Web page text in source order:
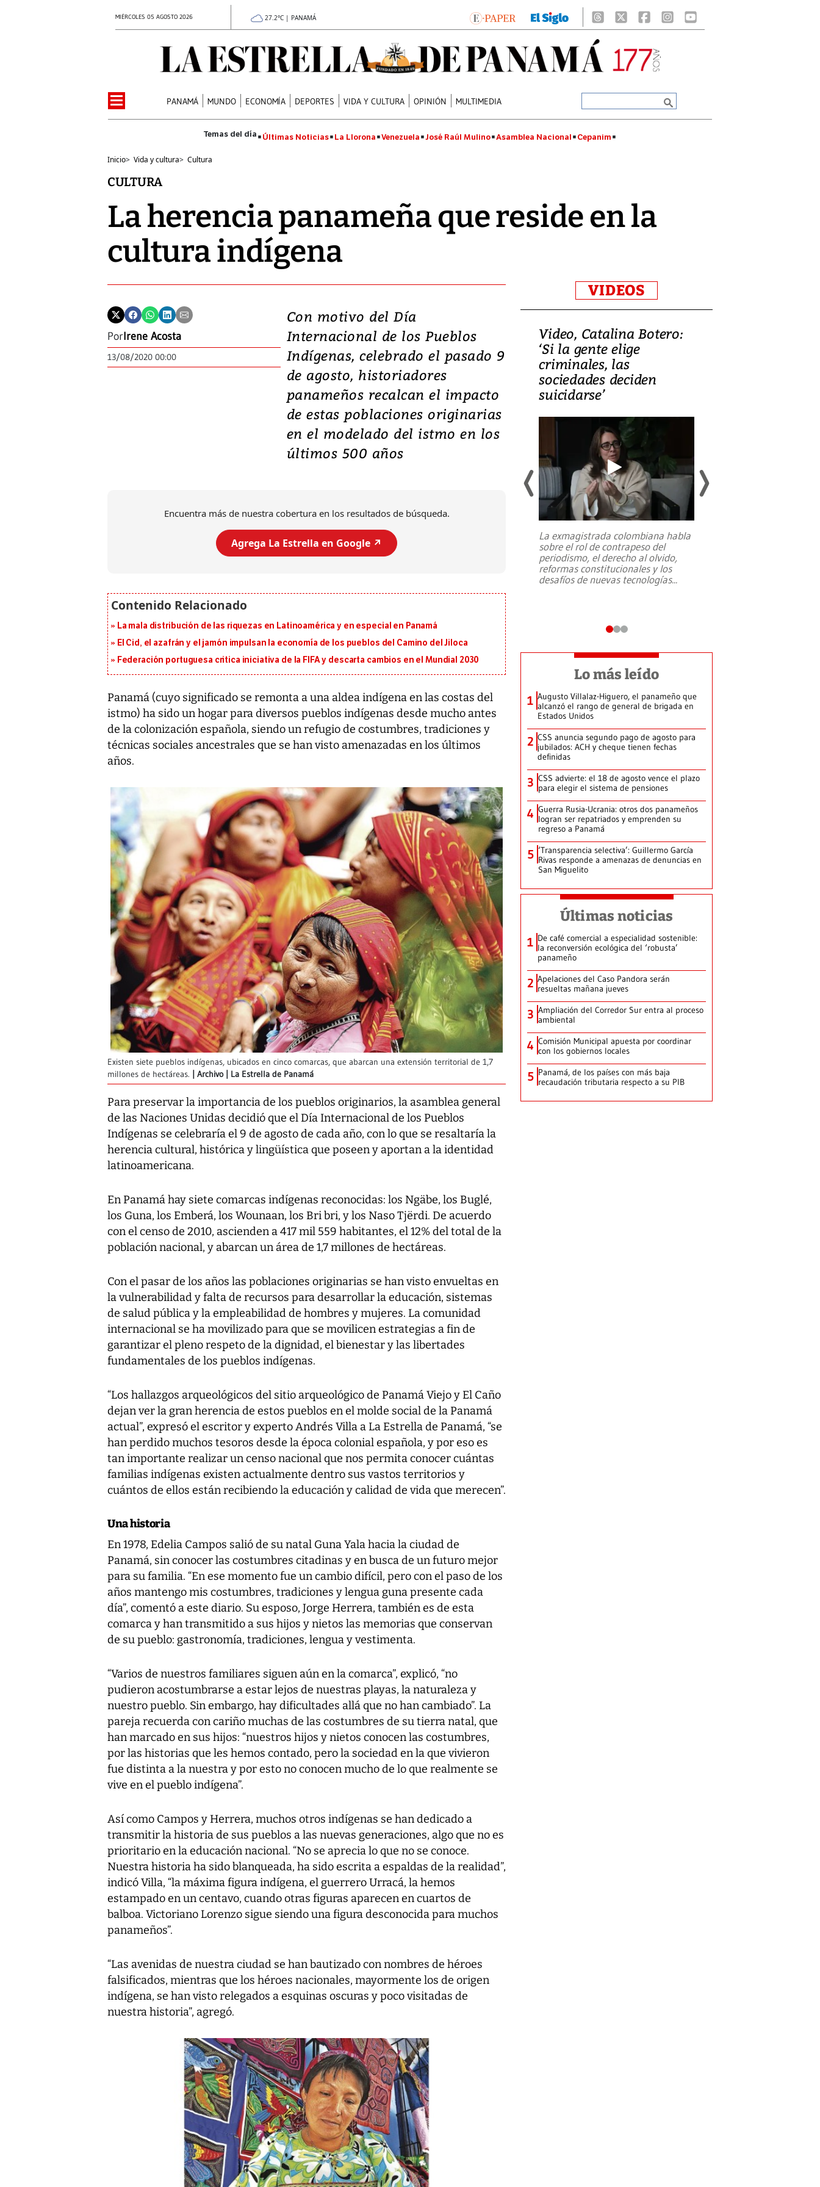
MIÉRCOLES 05 AGOSTO 2026 27.2°C | PANAMÁ
PANAMÁ MUNDO ECONOMÍA DEPORTES VIDA Y CULTURA OPINIÓN MULTIMEDIA
Últimas Noticias La Llorona Venezuela José Raúl Mulino Asamblea Nacional Cepanim
Inicio> Vida y cultura> Cultura
CULTURA
La herencia panameña que reside en la
cultura indígena
PorIrene Acosta
13/08/2020 00:00
Con motivo del Día
Internacional de los Pueblos
Indígenas, celebrado el pasado 9
de agosto, historiadores
panameños recalcan el impacto
de estas poblaciones originarias
en el modelado del istmo en los
últimos 500 años
Encuentra más de nuestra cobertura en los resultados de búsqueda.
Agrega La Estrella en Google ↗️
La mala distribución de las riquezas en Latinoamérica y en especial en Panamá
El Cid, el azafrán y el jamón impulsan la economía de los pueblos del Camino del Jiloca
Federación portuguesa critica iniciativa de la FIFA y descarta cambios en el Mundial 2030
Panamá (cuyo significado se remonta a una aldea indígena en las costas del
istmo) ha sido un hogar para diversos pueblos indígenas desde mucho antes
de la colonización española, siendo un refugio de costumbres, tradiciones y
técnicas sociales ancestrales que se han visto amenazadas en los últimos
años.
Existen siete pueblos indígenas, ubicados en cinco comarcas, que abarcan una extensión territorial de 1,7
millones de hectáreas.
Archivo | La Estrella de Panamá
Para preservar la importancia de los pueblos originarios, la asamblea general
de las Naciones Unidas decidió que el Día Internacional de los Pueblos
Indígenas se celebraría el 9 de agosto de cada año, con lo que se resaltaría la
herencia cultural, histórica y lingüística que poseen y aportan a la identidad
latinoamericana.
En Panamá hay siete comarcas indígenas reconocidas: los Ngäbe, los Buglé,
los Guna, los Emberá, los Wounaan, los Bri bri, y los Naso Tjërdi. De acuerdo
con el censo de 2010, ascienden a 417 mil 559 habitantes, el 12% del total de la
población nacional, y abarcan un área de 1,7 millones de hectáreas.
Con el pasar de los años las poblaciones originarias se han visto envueltas en
la vulnerabilidad y falta de recursos para desarrollar la educación, sistemas
de salud pública y la empleabilidad de hombres y mujeres. La comunidad
internacional se ha movilizado para que se movilicen estrategias a fin de
garantizar el pleno respeto de la dignidad, el bienestar y las libertades
fundamentales de los pueblos indígenas.
“Los hallazgos arqueológicos del sitio arqueológico de Panamá Viejo y El Caño
dejan ver la gran herencia de estos pueblos en el molde social de la Panamá
actual”, expresó el escritor y experto Andrés Villa aLa Estrella de Panamá, “se
han perdido muchos tesoros desde la época colonial española, y por eso es
tan importante realizar un censo nacional que nos permita conocer cuántas
familias indígenas existen actualmente dentro sus vastos territorios y
cuántos de ellos están recibiendo la educación y calidad de vida que merecen”.
Una historia
En 1978, Edelia Campos salió de su natal Guna Yala hacia la ciudad de
Panamá, sin conocer las costumbres citadinas y en busca de un futuro mejor
para su familia. “En ese momento fue un cambio difícil, pero con el paso de los
años mantengo mis costumbres, tradiciones y lengua guna presente cada
día”, comentó a este diario. Su esposo, Jorge Herrera, también es de esta
comarca y han transmitido a sus hijos y nietos las memorias que conservan
de su pueblo: gastronomía, tradiciones, lengua y vestimenta.
“Varios de nuestros familiares siguen aún en la comarca”, explicó, “no
pudieron acostumbrarse a estar lejos de nuestras playas, la naturaleza y
nuestro pueblo. Sin embargo, hay dificultades allá que no han cambiado”. La
pareja recuerda con cariño muchas de las costumbres de su tierra natal, que
han marcado en sus hijos: “nuestros hijos y nietos conocen las costumbres,
por las historias que les hemos contado, pero la sociedad en la que vivieron
fue distinta a la nuestra y por esto no conocen mucho de lo que realmente se
vive en el pueblo indígena”.
Así como Campos y Herrera, muchos otros indígenas se han dedicado a
transmitir la historia de sus pueblos a las nuevas generaciones, algo que no es
prioritario en la educación nacional. “No se aprecia lo que no se conoce.
Nuestra historia ha sido blanqueada, ha sido escrita a espaldas de la realidad”,
indicó Villa, “la máxima figura indígena, el guerrero Urracá, la hemos
estampado en un centavo, cuando otras figuras aparecen en cuartos de
balboa. Victoriano Lorenzo sigue siendo una figura desconocida para muchos
panameños”.
“Las avenidas de nuestra ciudad se han bautizado con nombres de héroes
falsificados, mientras que los héroes nacionales, mayormente los de origen
indígena, se han visto relegados a esquinas oscuras y poco visitadas de
nuestra historia”, agregó.
VIDEOS
Video, Japón: Terremoto
deja heridos y graves
daños en Kumamoto
7,1 se registró este martes 28 de
julio en la prefectura de Kumamoto,
al sur de Japón, provocando una
emergencia de gran
Video, Catalina Botero:
‘Si la gente elige
criminales, las
sociedades deciden
suicidarse’
La exmagistrada colombiana habla
sobre el rol de contrapeso del
periodismo, el derecho al olvido,
reformas constitucionales y los
desafíos de nuevas tecnologías...
Lo más leído
1 Augusto Villalaz-Higuero, el panameño que
alcanzó el rango de general de brigada en
Estados Unidos
2 CSS anuncia segundo pago de agosto para
jubilados: ACH y cheque tienen fechas
definidas
3 CSS advierte: el 18 de agosto vence el plazo
para elegir el sistema de pensiones
4 Guerra Rusia-Ucrania: otros dos panameños
logran ser repatriados y emprenden su
regreso a Panamá
5 ‘Transparencia selectiva’: Guillermo García
Rivas responde a amenazas de denuncias en
San Miguelito
Últimas noticias
1 De café comercial a especialidad sostenible:
la reconversión ecológica del ‘robusta’
panameño
2 Apelaciones del Caso Pandora serán
resueltas mañana jueves
3 Ampliación del Corredor Sur entra al proceso
ambiental
4 Comisión Municipal apuesta por coordinar
con los gobiernos locales
5 Panamá, de los países con más baja
recaudación tributaria respecto a su PIB